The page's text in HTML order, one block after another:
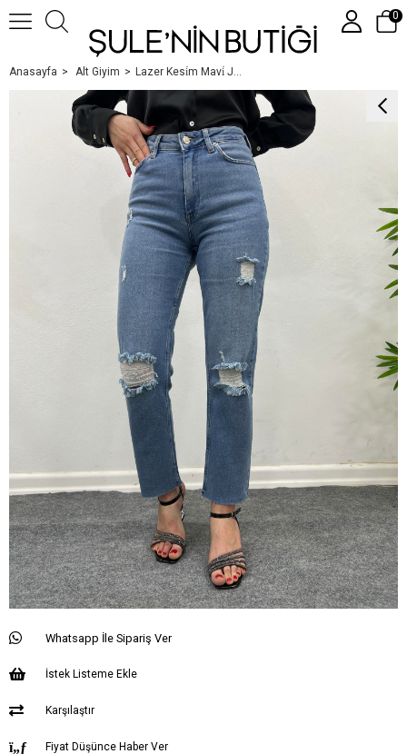
Üye Girişi
0
Anasayfa Alt Giyim Lazer Kesi̇m Mavi̇ Jean
Whatsapp İle Sipariş Ver
İstek Listeme Ekle
Karşılaştır
Fiyat Düşünce Haber Ver